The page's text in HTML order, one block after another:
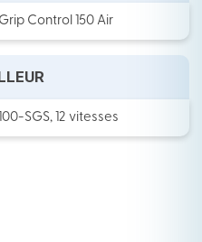
Control 150 Air
SGS, 12 vitesses